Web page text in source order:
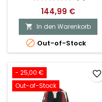
144,99 €
 In den Warenkorb
 Out-of-Stock
- 25,00 €
Out-of-Stock
favorite_border